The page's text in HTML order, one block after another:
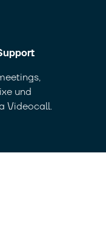
und
Videocall.